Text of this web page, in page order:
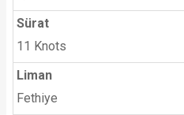
Sürat
11 Knots
Liman
Fethiye